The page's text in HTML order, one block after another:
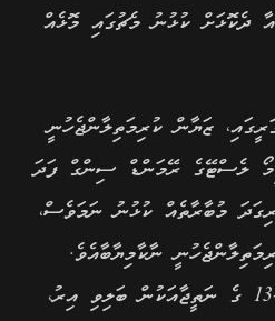
ދެކޮޅަށް ކުޅުނު މެޗުގައި މޮޅެއް
ޒަޔާން ކުރިމަތިލާންޖެހުނީ
ލެސްޓޭގެ ރޭމަންޑް ސިންގް ފަދަ
މުބާރާތެއް ކުޅުނު ނަމަވެސް،
ނާކާމިޔާބާއެވެ.
ޕަންގްއާ ދެކޮޅަށް 21-16، 21-13 ގެ ނަތީޖާއަކުން ބަލިވި އިރު،